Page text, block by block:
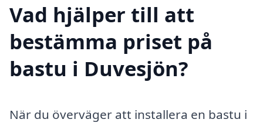
Vad hjälper till att
bestämma priset på
bastu i Duvesjön?
När du överväger att installera en bastu i